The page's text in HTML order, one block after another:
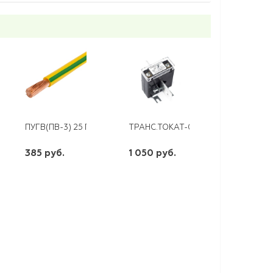
4,5 КА CHINT
ПУГВ(ПВ-3) 25 Г ,Б,Ж/З
385 руб.
ТРАНС.ТОКАТ-0,66 400/5 КЛ.Т. 0,5S
1 050 руб.